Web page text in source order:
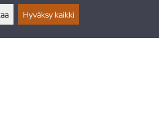
Hyväksy kaikki